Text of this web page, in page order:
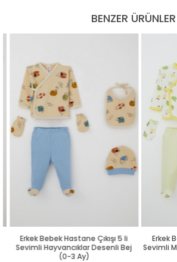
BENZER ÜRÜNLER
Erkek Bebek Hastane Çıkışı 5 li
Sevimli Hayvancıklar Desenli Bej
(0-3 Ay)
Erkek
Sevimli